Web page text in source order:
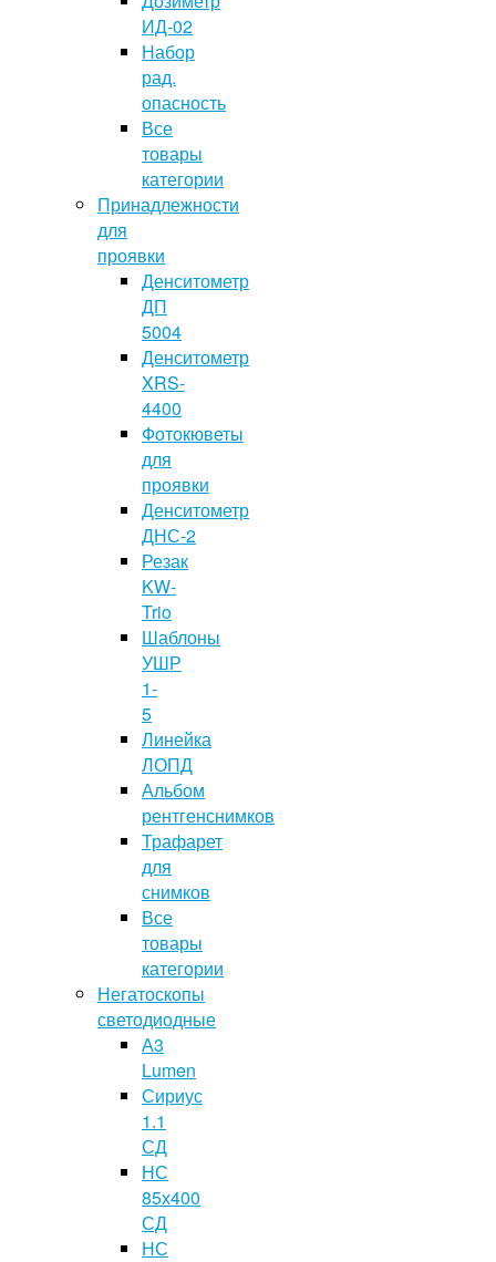
ИД-02
Набор
рад.
опасность
Все
товары
категории
Принадлежности
для
проявки
Денситометр
ДП
5004
Денситометр
XRS-
4400
Фотокюветы
для
проявки
Денситометр
ДНС-2
Резак
KW-
Trio
Шаблоны
УШР
1-
5
Линейка
ЛОПД
Альбом
рентгенснимков
Трафарет
для
снимков
Все
товары
категории
Негатоскопы
светодиодные
А3
Lumen
Сириус
1.1
СД
НС
85х400
СД
НС